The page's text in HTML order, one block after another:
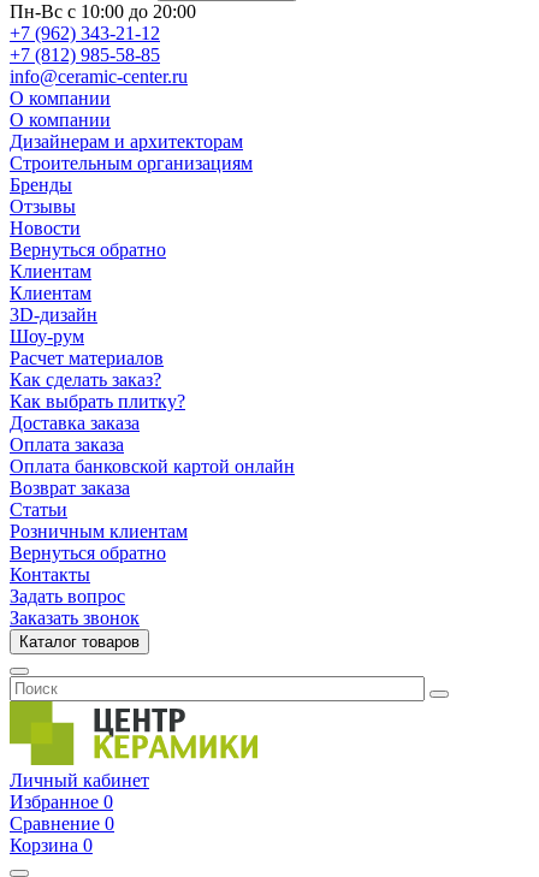
Пн-Вс с 10:00 до 20:00
+7 (962) 343-21-12
+7 (812) 985-58-85
info@ceramic-center.ru
О компании
О компании
Дизайнерам и архитекторам
Строительным организациям
Бренды
Отзывы
Новости
Вернуться обратно
Клиентам
Клиентам
3D-дизайн
Шоу-рум
Расчет материалов
Как сделать заказ?
Как выбрать плитку?
Доставка заказа
Оплата заказа
Оплата банковской картой онлайн
Возврат заказа
Статьи
Розничным клиентам
Вернуться обратно
Контакты
Задать вопрос
Заказать звонок
Каталог товаров
Личный кабинет
Избранное 0
Сравнение 0
Корзина 0